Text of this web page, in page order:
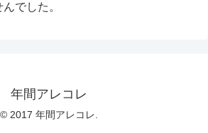
でした。
年間アレコレ
© 2017 年間アレコレ.